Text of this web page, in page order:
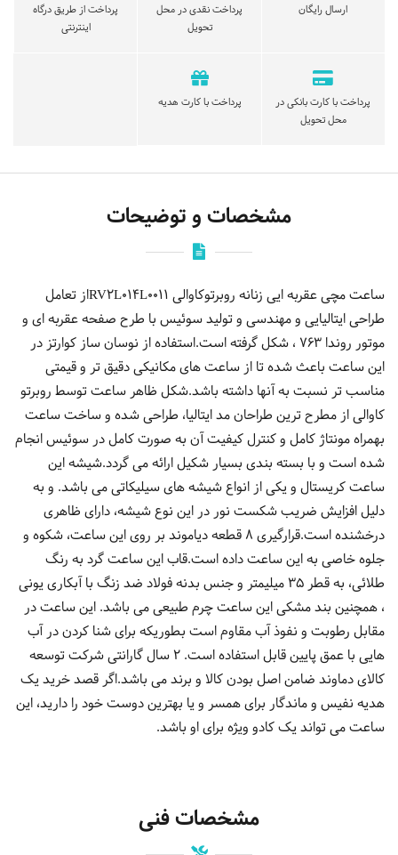
ارسال رایگان
پرداخت نقدی در محل
تحویل
پرداخت از طریق درگاه
اینترنتی
پرداخت با کارت بانکی در
محل تحویل
پرداخت با کارت هدیه
مشخصات و توضیحات
ساعت مچی عقربه ایی زنانه روبرتوکاوالی RV2L014L0011از تعامل
طراحی ایتالیایی و مهندسی و تولید سوئیس با طرح صفحه عقربه ای و
موتور روندا 763 ، شکل گرفته است.استفاده از نوسان ساز کوارتز در
این ساعت باعث شده تا از ساعت های مکانیکی دقیق تر و قیمتی
مناسب تر نسبت به آنها داشته باشد.شکل ظاهر ساعت توسط روبرتو
کاوالی از مطرح ترین طراحان مد ایتالیا، طراحی شده و ساخت ساعت
بهمراه مونتاژ کامل و کنترل کیفیت آن به صورت کامل در سوئیس انجام
شده است و با بسته بندی بسیار شکیل ارائه می گردد.شیشه این
ساعت کریستال و یکی از انواع شیشه های سیلیکاتی می باشد. و به
دلیل افزایش ضریب شکست نور در این نوع شیشه، دارای ظاهری
درخشنده است.قرارگیری 8 قطعه دیاموند بر روی این ساعت، شکوه و
جلوه خاصی به این ساعت داده است.قاب این ساعت گرد به رنگ
طلائی، به قطر 35 میلیمتر و جنس بدنه فولاد ضد زنگ با آبکاری یونی
، همچنین بند مشکی این ساعت چرم طبیعی می باشد. این ساعت در
مقابل رطوبت و نفوذ آب مقاوم است بطوریکه برای شنا کردن در آب
هایی با عمق پایین قابل استفاده است. 2 سال گارانتی شرکت توسعه
کالای دماوند ضامن اصل بودن کالا و برند می باشد.اگر قصد خرید یک
هدیه نفیس و ماندگار برای همسر و یا بهترین دوست خود را دارید، این
ساعت می تواند یک کادو ویژه برای او باشد.
مشخصات فنی